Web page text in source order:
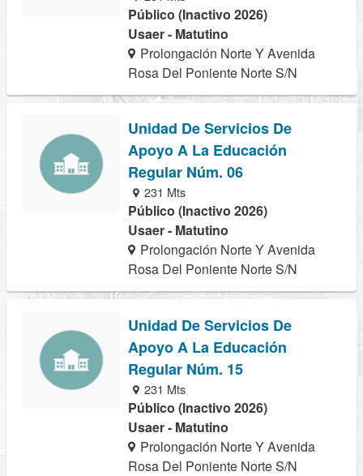
Público (Inactivo 2026)
Usaer - Matutino
Prolongación Norte Y Avenida
Rosa Del Poniente Norte S/N
Unidad De Servicios De
Apoyo A La Educación
Regular Núm. 06
231 Mts
Público (Inactivo 2026)
Usaer - Matutino
Prolongación Norte Y Avenida
Rosa Del Poniente Norte S/N
Unidad De Servicios De
Apoyo A La Educación
Regular Núm. 15
231 Mts
Público (Inactivo 2026)
Usaer - Matutino
Prolongación Norte Y Avenida
Rosa Del Poniente Norte S/N